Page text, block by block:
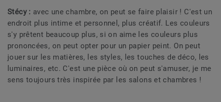
Stécy : avec une chambre, on peut se faire plaisir ! C'est un
endroit plus intime et personnel, plus créatif. Les couleurs
s'y prêtent beaucoup plus, si on aime les couleurs plus
prononcées, on peut opter pour un papier peint. On peut
jouer sur les matières, les styles, les touches de déco, les
luminaires, etc. C'est une pièce où on peut s'amuser, je me
sens toujours très inspirée par les salons et chambres !